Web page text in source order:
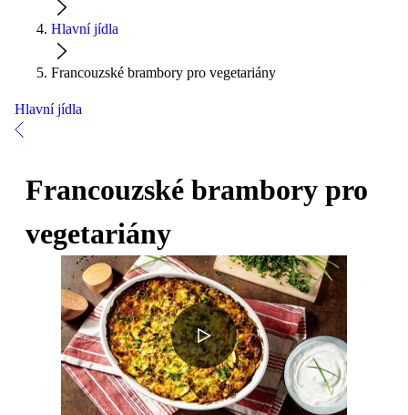
Hlavní jídla
Francouzské brambory pro vegetariány
Hlavní jídla
Francouzské brambory pro
vegetariány